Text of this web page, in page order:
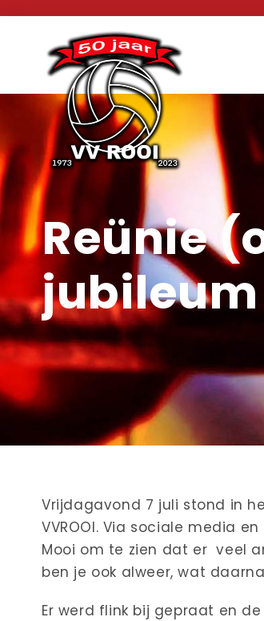
Reünie
jubileum
Vrijdagavond 7 juli stond in
VVROOI. Via sociale media
Mooi om te zien dat er veel
ben je ook alweer, wat
Er werd flink bij gepraat en